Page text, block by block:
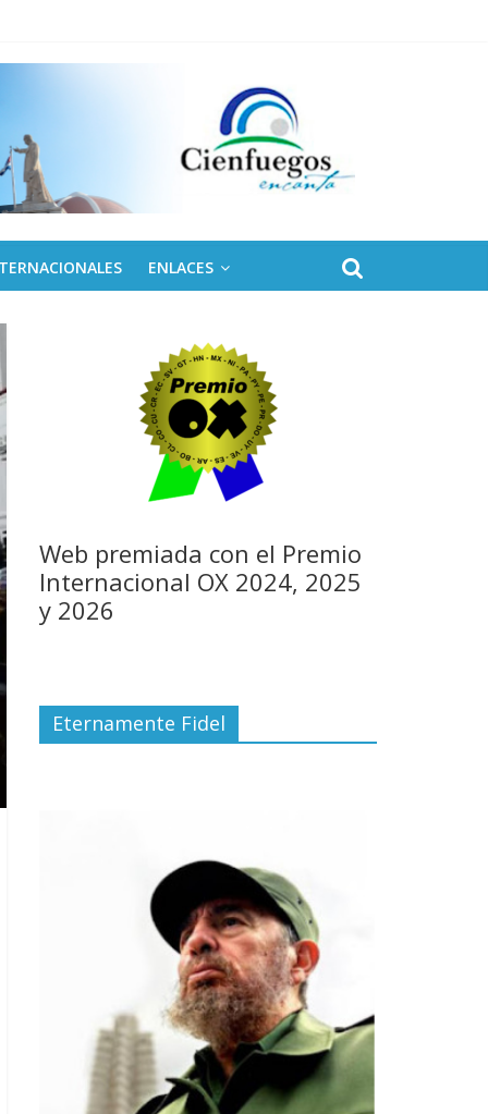
ENLACES
Web premiada con el Premio
Internacional OX 2024, 2025
y 2026
Eternamente Fidel